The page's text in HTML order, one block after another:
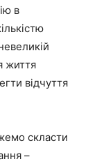
в
життя
відчуття
скласти
–